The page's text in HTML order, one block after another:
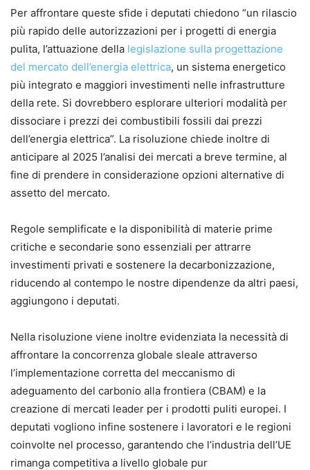
Per affrontare queste sfide i deputati chiedono “un rilascio
più rapido delle autorizzazioni per i progetti di energia
pulita, l’attuazione della legislazione sulla progettazione
del mercato dell’energia elettrica, un sistema energetico
più integrato e maggiori investimenti nelle infrastrutture
della rete. Si dovrebbero esplorare ulteriori modalità per
dissociare i prezzi dei combustibili fossili dai prezzi
dell’energia elettrica”. La risoluzione chiede inoltre di
anticipare al 2025 l’analisi dei mercati a breve termine, al
fine di prendere in considerazione opzioni alternative di
assetto del mercato.
Regole semplificate e la disponibilità di materie prime
critiche e secondarie sono essenziali per attrarre
investimenti privati e sostenere la decarbonizzazione,
riducendo al contempo le nostre dipendenze da altri paesi,
aggiungono i deputati.
Nella risoluzione viene inoltre evidenziata la necessità di
affrontare la concorrenza globale sleale attraverso
l’implementazione corretta del meccanismo di
adeguamento del carbonio alla frontiera (CBAM) e la
creazione di mercati leader per i prodotti puliti europei. I
deputati vogliono infine sostenere i lavoratori e le regioni
coinvolte nel processo, garantendo che l’industria dell’UE
rimanga competitiva a livello globale pur